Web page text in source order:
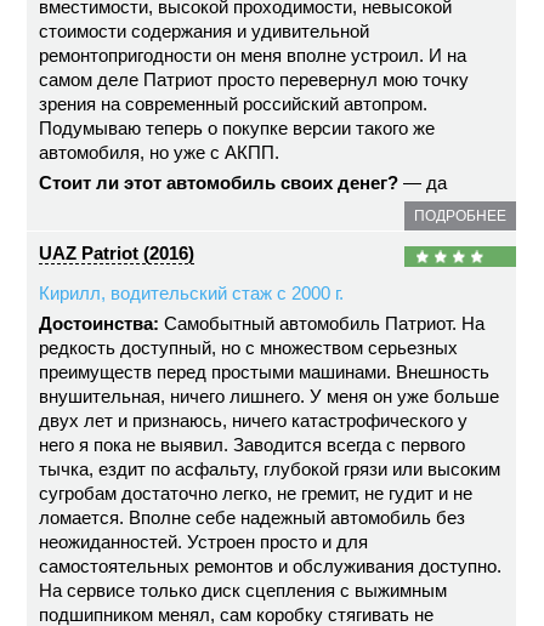
вместимости, высокой проходимости, невысокой
стоимости содержания и удивительной
ремонтопригодности он меня вполне устроил. И на
самом деле Патриот просто перевернул мою точку
зрения на современный российский автопром.
Подумываю теперь о покупке версии такого же
автомобиля, но уже с АКПП.
Стоит ли этот автомобиль своих денег? — да
ПОДРОБНЕЕ
UAZ Patriot (2016)
Кирилл, водительский стаж с 2000 г.
Достоинства: Самобытный автомобиль Патриот. На
редкость доступный, но с множеством серьезных
преимуществ перед простыми машинами. Внешность
внушительная, ничего лишнего. У меня он уже больше
двух лет и признаюсь, ничего катастрофического у
него я пока не выявил. Заводится всегда с первого
тычка, ездит по асфальту, глубокой грязи или высоким
сугробам достаточно легко, не гремит, не гудит и не
ломается. Вполне себе надежный автомобиль без
неожиданностей. Устроен просто и для
самостоятельных ремонтов и обслуживания доступно.
На сервисе только диск сцепления с выжимным
подшипником менял, сам коробку стягивать не